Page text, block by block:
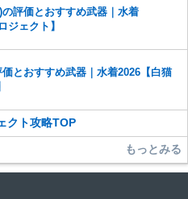
評価とおすすめ武器｜水着
ジェクト】
とおすすめ武器｜水着2026【白猫
クト攻略TOP
もっとみる